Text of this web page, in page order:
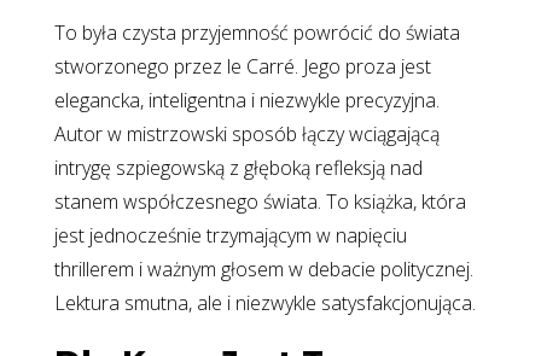
To była czysta przyjemność powrócić do świata
stworzonego przez le Carré. Jego proza jest
elegancka, inteligentna i niezwykle precyzyjna.
Autor w mistrzowski sposób łączy wciągającą
intrygę szpiegowską z głęboką refleksją nad
stanem współczesnego świata. To książka, która
jest jednocześnie trzymającym w napięciu
thrillerem i ważnym głosem w debacie politycznej.
Lektura smutna, ale i niezwykle satysfakcjonująca.